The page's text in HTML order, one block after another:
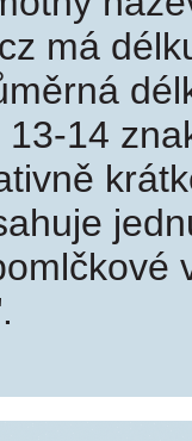
má
13-14